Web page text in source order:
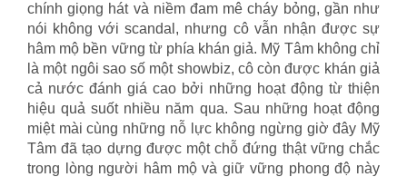
chính giọng hát và niềm đam mê cháy bỏng, gần như
nói không với scandal, nhưng cô vẫn nhận được sự
hâm mộ bền vững từ phía khán giả. Mỹ Tâm không chỉ
là một ngôi sao số một showbiz, cô còn được khán giả
cả nước đánh giá cao bởi những hoạt động từ thiện
hiệu quả suốt nhiều năm qua. Sau những hoạt động
miệt mài cùng những nỗ lực không ngừng giờ đây Mỹ
Tâm đã tạo dựng được một chỗ đứng thật vững chắc
trong lòng người hâm mộ và giữ vững phong độ này